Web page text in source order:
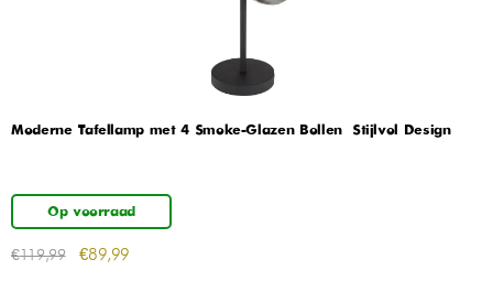
Moderne Tafellamp met 4 Smoke-Glazen Bollen – Stijlvol Design
Op voorraad
€119,99 €89,99